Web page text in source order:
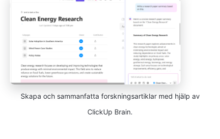
Skapa och sammanfatta forskningsartiklar med hjälp av
ClickUp Brain.